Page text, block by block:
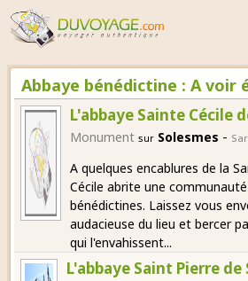
Abbaye bénédictine : A voir
L'abbaye Sainte Cécile
Monument sur Solesmes -
A quelques encablures de la
Cécile abrite une
bénédictines. Laissez vous
audacieuse du lieu et bercer
qui l'envahissent...
L'abbaye Saint Pierre de